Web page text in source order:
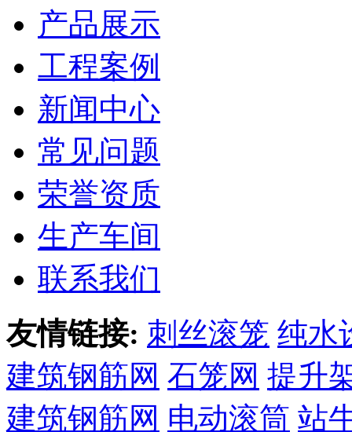
产品展示
工程案例
新闻中心
常见问题
荣誉资质
生产车间
联系我们
友情链接: 刺丝滚笼 纯水
建筑钢筋网 石笼网 提升
建筑钢筋网 电动滚筒 站